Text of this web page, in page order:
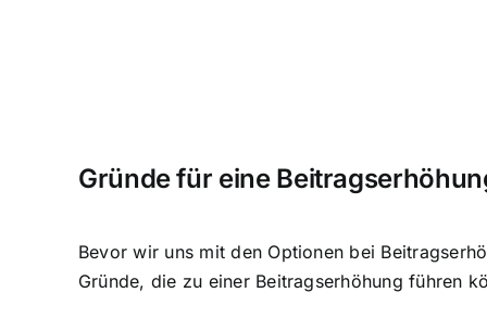
Gründe für eine
Bevor wir uns mit den Optionen bei
Gründe, die zu einer Beitragserhöhung führen